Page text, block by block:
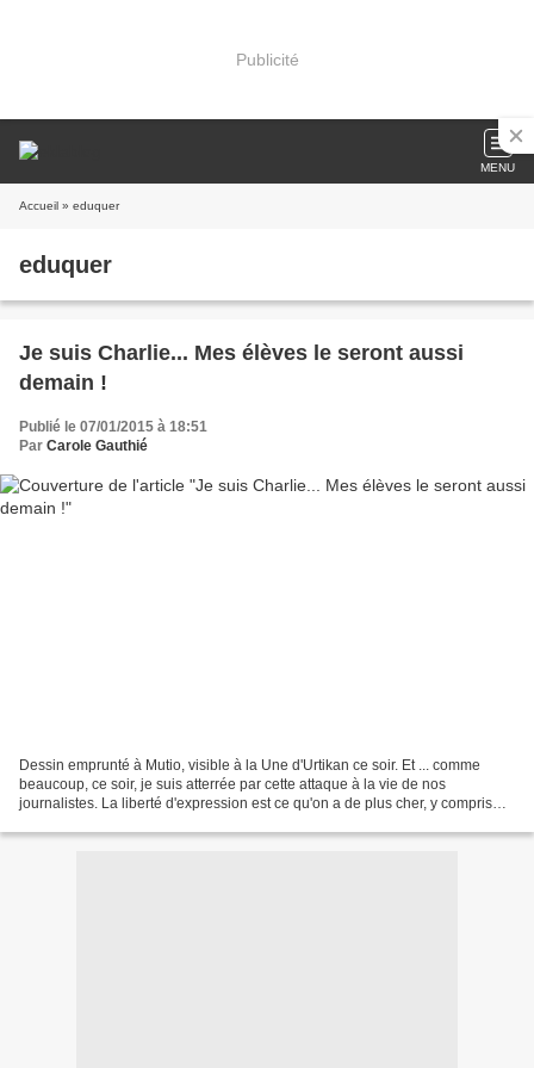
Publicité
MENU
Accueil » eduquer
eduquer
Je suis Charlie... Mes élèves le seront aussi
demain !
Publié le 07/01/2015 à 18:51
Par Carole Gauthié
Dessin emprunté à Mutio, visible à la Une d'Urtikan ce soir. Et ... comme
beaucoup, ce soir, je suis atterrée par cette attaque à la vie de nos
journalistes. La liberté d'expression est ce qu'on a de plus cher, y compris